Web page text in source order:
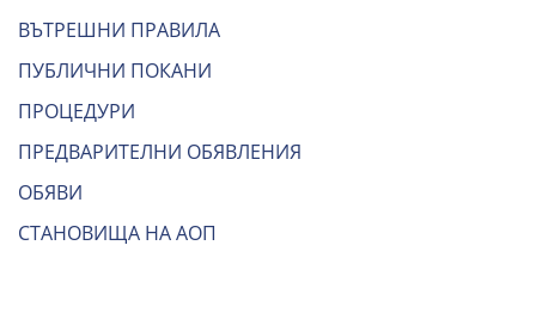
ВЪТРЕШНИ ПРАВИЛА
ПУБЛИЧНИ ПОКАНИ
ПРОЦЕДУРИ
ПРЕДВАРИТЕЛНИ ОБЯВЛЕНИЯ
ОБЯВИ
СТАНОВИЩА НА АОП